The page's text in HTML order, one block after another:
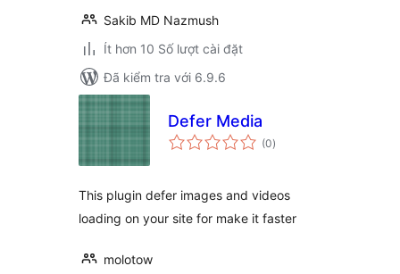
Sakib MD Nazmush
Ít hơn 10 Số lượt cài đặt
Đã kiểm tra với 6.9.6
Defer Media
(0tổng
đánh
)
This plugin defer images and videos
loading on your site for make it faster
molotow